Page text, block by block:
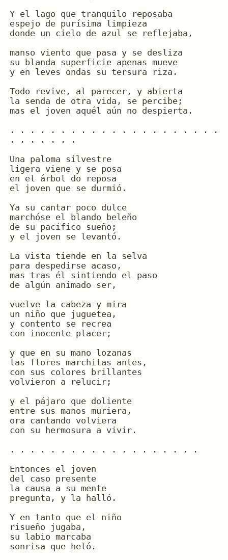
Y el lago que tranquilo reposaba
espejo de purísima limpieza
donde un cielo de azul se reflejaba,
manso viento que pasa y se desliza
su blanda superficie apenas mueve
y en leves ondas su tersura riza.
Todo revive, al parecer, y abierta
la senda de otra vida, se percibe;
mas el joven aquél aún no despierta.
. . . . . . . . . . . . . . . . . . . . .
. . . . . . .
Una paloma silvestre
ligera viene y se posa
en el árbol do reposa
el joven que se durmió.
Ya su cantar poco dulce
marchóse el blando beleño
de su pacífico sueño;
y el joven se levantó.
La vista tiende en la selva
para despedirse acaso,
mas tras él sintiendo el paso
de algún animado ser,
vuelve la cabeza y mira
un niño que juguetea,
y contento se recrea
con inocente placer;
y que en su mano lozanas
las flores marchitas antes,
con sus colores brillantes
volvieron a relucir;
y el pájaro que doliente
entre sus manos muriera,
ora cantando volviera
con su hermosura a vivir.
. . . . . . . . . . . . . . . . . . .
Entonces el joven
del caso presente
la causa a su mente
pregunta, y la halló.
Y en tanto que el niño
risueño jugaba,
su labio marcaba
sonrisa que heló.